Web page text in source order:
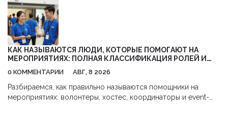
КАК НАЗЫВАЮТСЯ ЛЮДИ, КОТОРЫЕ ПОМОГАЮТ НА
МЕРОПРИЯТИЯХ: ПОЛНАЯ КЛАССИФИКАЦИЯ РОЛЕЙ И
0 КОММЕНТАРИИ АВГ, 8 2026
Разбираемся, как правильно называются помощники на
мероприятиях: волонтеры, хостес, координаторы и event-